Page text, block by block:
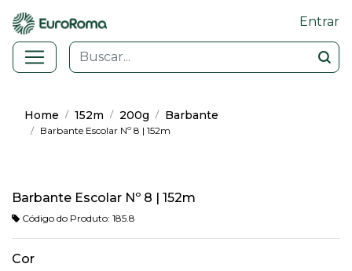
Entrar
Home 152m 200g Barbante
Barbante Escolar Nº 8 | 152m
Barbante Escolar Nº 8 | 152m
Código do Produto: 185.8
Cor